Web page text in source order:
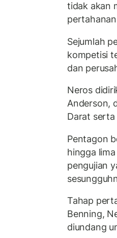
tidak akan
Sejumlah
kompetisi
dan
Neros
Anderson,
Darat serta
Pentagon
hingga
pengujian
Tahap
Benning,
diundang